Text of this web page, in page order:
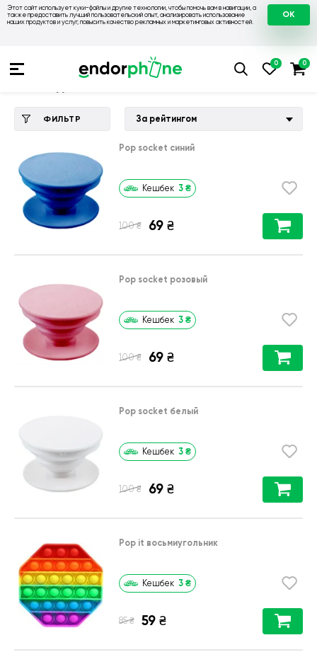
Этот сайт использует куки-файлы и другие технологии, чтобы помочь вам в навигации, а
также предоставить лучший пользовательский опыт, анализировать использование
наших продуктов и услуг, повысить качество рекламных и маркетинговых активностей.
OK
💙 Чехлы на Lenovo 💛 Чехол для
ФИЛЬТР За рейтингом
Pop socket синий
Кешбек 3 ₴
100 ₴ 69 ₴
Pop socket розовый
Кешбек 3 ₴
100 ₴ 69 ₴
Pop socket белый
Кешбек 3 ₴
100 ₴ 69 ₴
Pop it восьмиугольник
Кешбек 3 ₴
85 ₴ 59 ₴